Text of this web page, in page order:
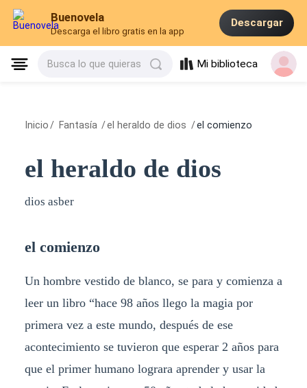
Buenovela
Descarga el libro gratis en la app
Descargar
Busca lo que quieras Mi biblioteca
Inicio / Fantasía /el heraldo de dios /el comienzo
el heraldo de dios
dios asber
el comienzo
Un hombre vestido de blanco, se para y comienza a
leer un libro “hace 98 años llego la magia por
primera vez a este mundo, después de ese
acontecimiento se tuvieron que esperar 2 años para
que el primer humano lograra aprender y usar la